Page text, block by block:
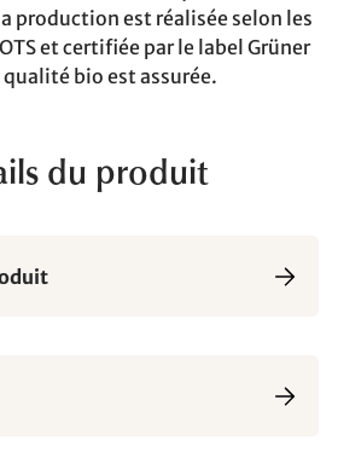
production est réalisée selon les
et certifiée par le label Grüner
bio est assurée.
du produit